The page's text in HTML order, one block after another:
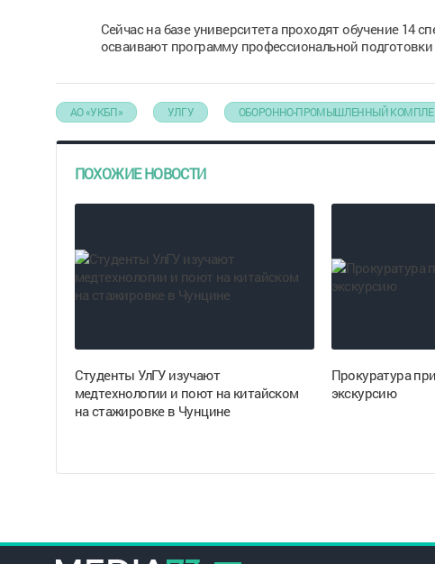
Сейчас на базе университета проходят обучение 14
осваивают программу профессиональной
АО «УКБП» УЛГУ ОБОРОННО-ПРОМЫШЛЕННЫЙ
ПОХОЖИЕ НОВОСТИ
Студенты УлГУ изучают
медтехнологии и поют на китайском
на стажировке в Чунцине
Прокуратура
экскурсию